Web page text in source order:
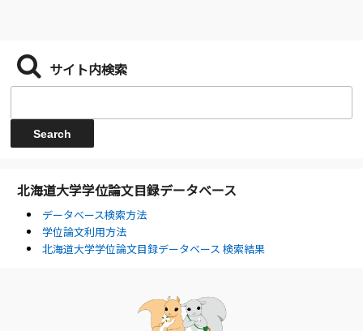
サイト内検索
北海道大学学位論文目録データベース
データベース検索方法
学位論文利用方法
北海道大学学位論文目録データベース 検索結果